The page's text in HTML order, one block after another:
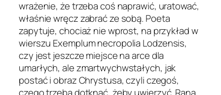
wrażenie, że trzeba coś naprawić, uratować,
właśnie wręcz zabrać ze sobą. Poeta
zapytuje, chociaż nie wprost, na przykład w
wierszu Exemplum necropolia Lodzensis,
czy jest jeszcze miejsce na arce dla
umarłych, ale zmartwychwstałych, jak
postać i obraz Chrystusa, czyli czegoś,
czego trzeba dotknąć, żeby uwierzyć. Rana